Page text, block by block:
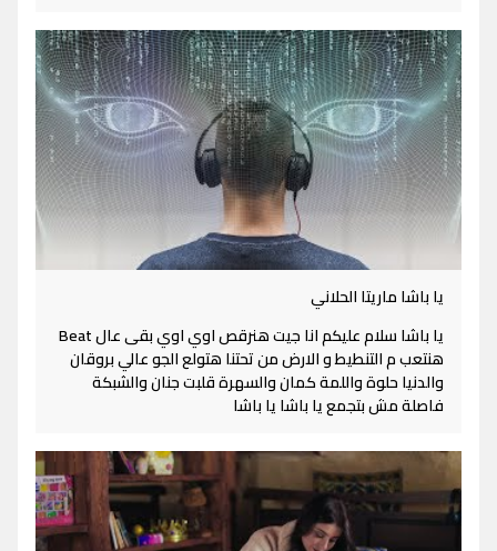
يا باشا ماريتا الحلاني
يا باشا سلام عليكم انا جيت هنرقص اوي اوي بقى عال Beat
هنتعب م التنطيط و الارض من تحتنا هتولع الجو عالي بروقان
والدنيا حلوة واللمة كمان والسهرة قلبت جنان والشبكة
فاصلة مش بتجمع يا باشا يا باشا